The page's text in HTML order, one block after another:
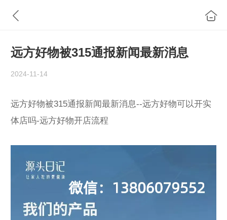
远方好物被315通报新闻最新消息
2024-11-14
远方好物被315通报新闻最新消息--远方好物可以开实
体店吗-远方好物开店流程